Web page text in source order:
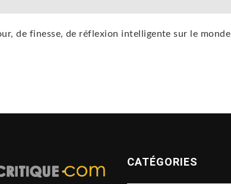
de finesse, de réflexion intelligente sur le monde
CATÉGORIES